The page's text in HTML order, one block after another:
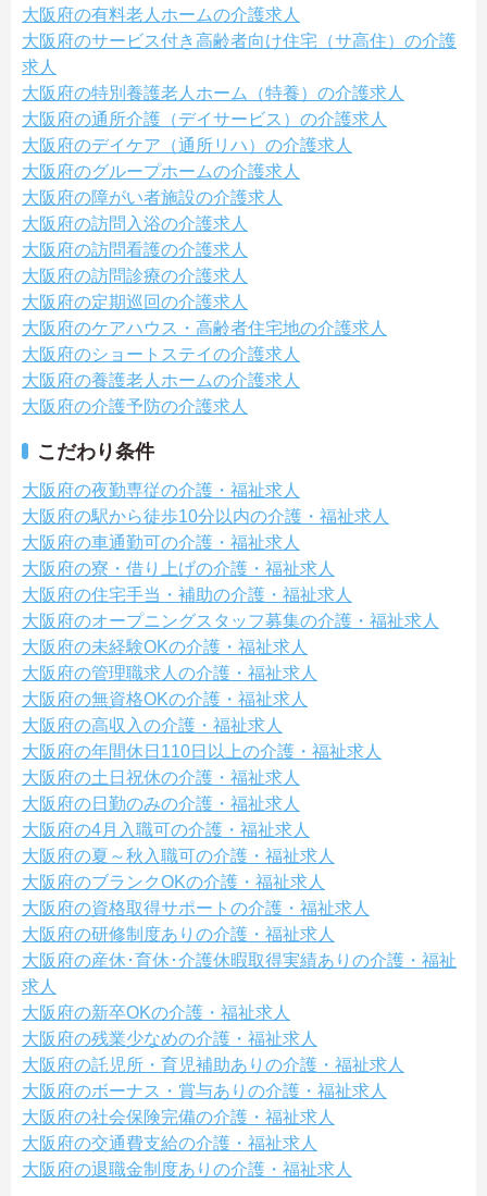
大阪府の有料老人ホームの介護求人
大阪府のサービス付き高齢者向け住宅（サ高住）の介護
求人
大阪府の特別養護老人ホーム（特養）の介護求人
大阪府の通所介護（デイサービス）の介護求人
大阪府のデイケア（通所リハ）の介護求人
大阪府のグループホームの介護求人
大阪府の障がい者施設の介護求人
大阪府の訪問入浴の介護求人
大阪府の訪問看護の介護求人
大阪府の訪問診療の介護求人
大阪府の定期巡回の介護求人
大阪府のケアハウス・高齢者住宅地の介護求人
大阪府のショートステイの介護求人
大阪府の養護老人ホームの介護求人
大阪府の介護予防の介護求人
こだわり条件
大阪府の夜勤専従の介護・福祉求人
大阪府の駅から徒歩10分以内の介護・福祉求人
大阪府の車通勤可の介護・福祉求人
大阪府の寮・借り上げの介護・福祉求人
大阪府の住宅手当・補助の介護・福祉求人
大阪府のオープニングスタッフ募集の介護・福祉求人
大阪府の未経験OKの介護・福祉求人
大阪府の管理職求人の介護・福祉求人
大阪府の無資格OKの介護・福祉求人
大阪府の高収入の介護・福祉求人
大阪府の年間休日110日以上の介護・福祉求人
大阪府の土日祝休の介護・福祉求人
大阪府の日勤のみの介護・福祉求人
大阪府の4月入職可の介護・福祉求人
大阪府の夏～秋入職可の介護・福祉求人
大阪府のブランクOKの介護・福祉求人
大阪府の資格取得サポートの介護・福祉求人
大阪府の研修制度ありの介護・福祉求人
大阪府の産休･育休･介護休暇取得実績ありの介護・福祉
求人
大阪府の新卒OKの介護・福祉求人
大阪府の残業少なめの介護・福祉求人
大阪府の託児所・育児補助ありの介護・福祉求人
大阪府のボーナス・賞与ありの介護・福祉求人
大阪府の社会保険完備の介護・福祉求人
大阪府の交通費支給の介護・福祉求人
大阪府の退職金制度ありの介護・福祉求人